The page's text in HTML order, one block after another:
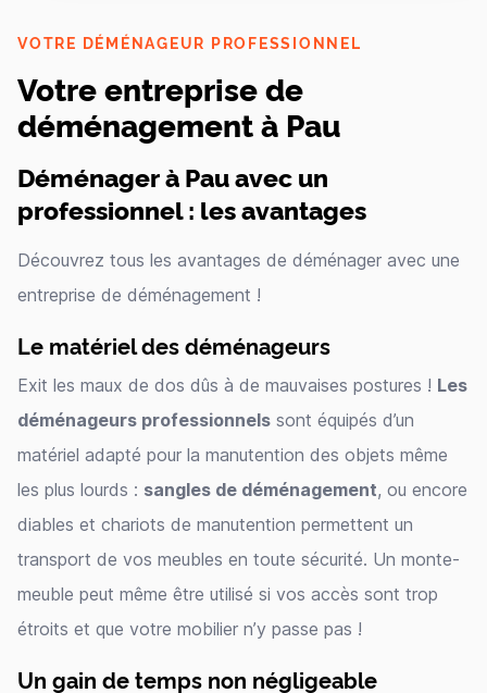
VOTRE DÉMÉNAGEUR PROFESSIONNEL
Votre entreprise de
déménagement à Pau
Déménager à Pau avec un
professionnel : les avantages
Découvrez tous les avantages de déménager avec une
entreprise de déménagement !
Le matériel des déménageurs
Exit les maux de dos dûs à de mauvaises postures ! Les
déménageurs professionnels sont équipés d’un
matériel adapté pour la manutention des objets même
les plus lourds : sangles de déménagement, ou encore
diables et chariots de manutention permettent un
transport de vos meubles en toute sécurité. Un monte-
meuble peut même être utilisé si vos accès sont trop
étroits et que votre mobilier n’y passe pas !
Un gain de temps non négligeable